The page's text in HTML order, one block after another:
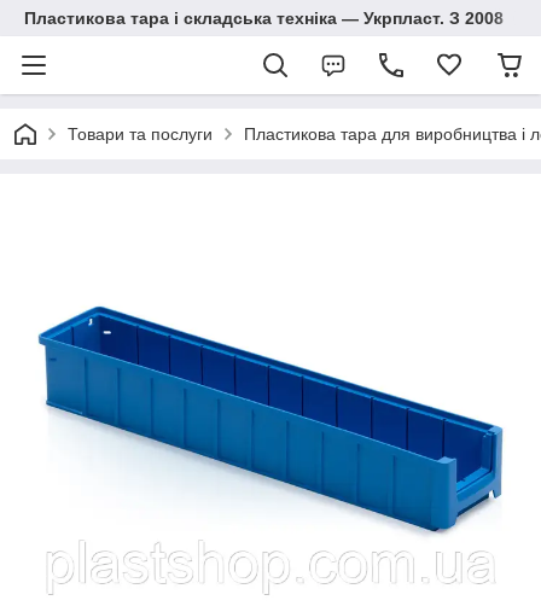
Пластикова тара і складська техніка — Укрпласт. З 2008
Товари та послуги Пластикова тара для виробництва і